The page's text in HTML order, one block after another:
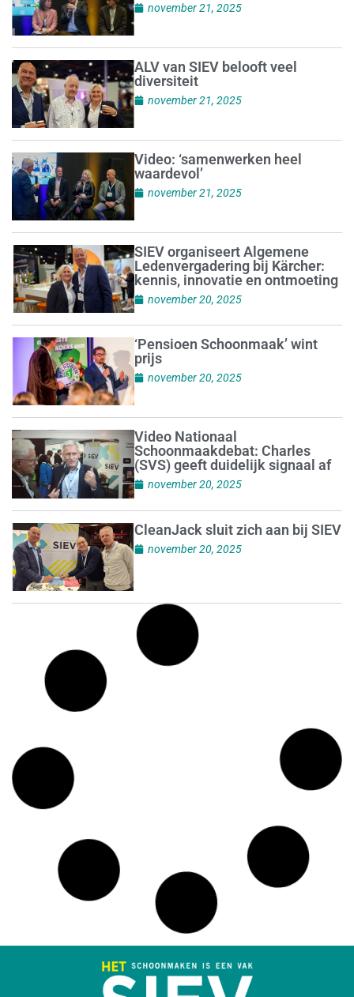
november 21, 2025
ALV van SIEV belooft veel
diversiteit
november 21, 2025
Video: ‘samenwerken heel
waardevol’
november 21, 2025
SIEV organiseert Algemene
Ledenvergadering bij Kärcher:
kennis, innovatie en ontmoeting
november 20, 2025
‘Pensioen Schoonmaak’ wint
prijs
november 20, 2025
Video Nationaal
Schoonmaakdebat: Charles
(SVS) geeft duidelijk signaal af
november 20, 2025
CleanJack sluit zich aan bij SIEV
november 20, 2025